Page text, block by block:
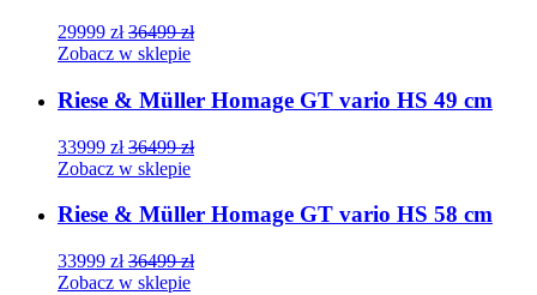
29999 zł 36499zł
Zobacz w sklepie
Riese & Müller Homage GT vario HS 49 cm
33999 zł 36499zł
Zobacz w sklepie
Riese & Müller Homage GT vario HS 58 cm
33999 zł 36499zł
Zobacz w sklepie